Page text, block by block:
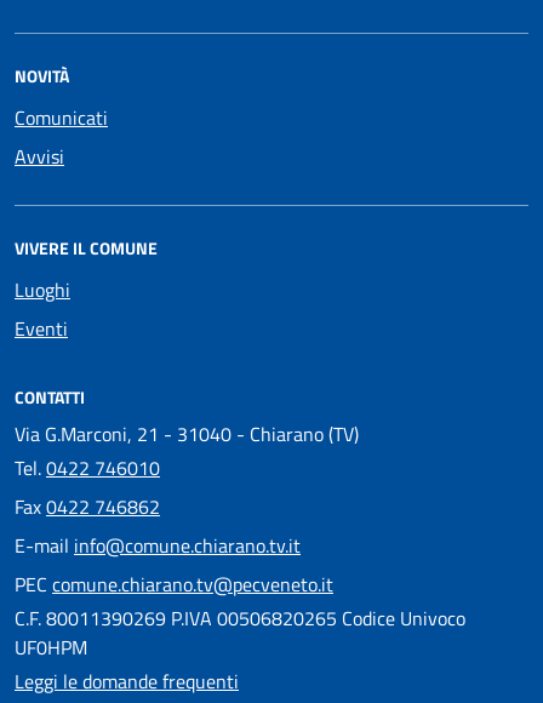
NOVITÀ
Comunicati
Avvisi
VIVERE IL COMUNE
Luoghi
Eventi
CONTATTI
Via G.Marconi, 21 - 31040 - Chiarano (TV)
Tel.0422 746010
Fax0422 746862
E-mail info@comune.chiarano.tv.it
PEC comune.chiarano.tv@pecveneto.it
C.F. 80011390269 P.IVA 00506820265 Codice Univoco
UF0HPM
Leggi le domande frequenti